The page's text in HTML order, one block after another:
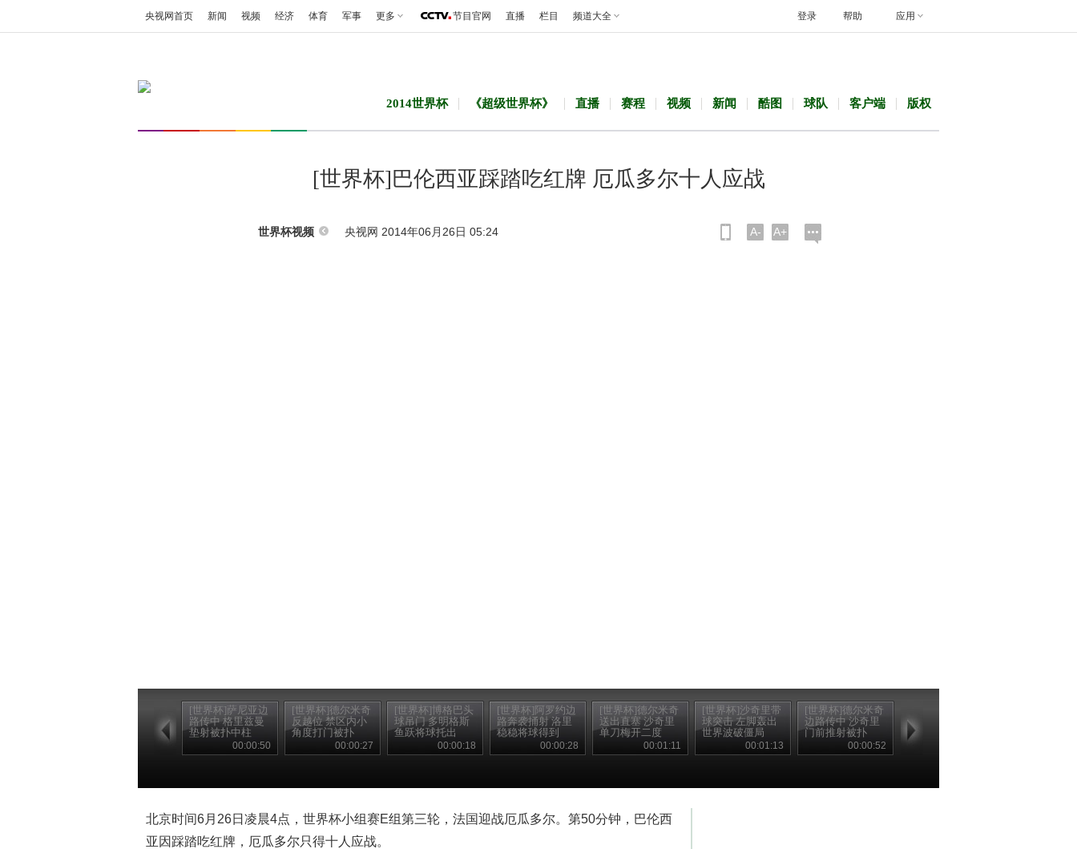
央视网首页 新闻 视频 经济 体育 军事 更多 节目官网 直播 栏目 频道大全 帮助 应用
登录
2014世界杯 《超级世界杯》 直播 赛程 视频 新闻 酷图 球队 客户端 版权
[世界杯]巴伦西亚踩踏吃红牌 厄瓜多尔十人应战
世界杯视频 央视网 2014年06月26日 05:24 A- A+
[世界杯]萨尼亚边
路传中 格里兹曼
垫射被扑中柱
00:00:50
[世界杯]德尔米奇
反越位 禁区内小
角度打门被扑
00:00:27
[世界杯]博格巴头
球吊门 多明格斯
鱼跃将球托出
00:00:18
[世界杯]阿罗约边
路奔袭捅射 洛里
稳稳将球得到
00:00:28
[世界杯]德尔米奇
送出直塞 沙奇里
单刀梅开二度
00:01:11
[世界杯]沙奇里带
球突击 左脚轰出
世界波破僵局
00:01:13
[世界杯]德尔米奇
边路传中 沙奇里
门前推射被扑
00:00:52
北京时间6月26日凌晨4点，世界杯小组赛E组第三轮，法国迎战厄瓜多尔。第50分钟，巴伦西
亚因踩踏吃红牌，厄瓜多尔只得十人应战。